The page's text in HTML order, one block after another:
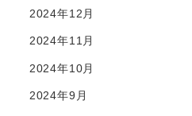
2024年12月
2024年11月
2024年10月
2024年9月